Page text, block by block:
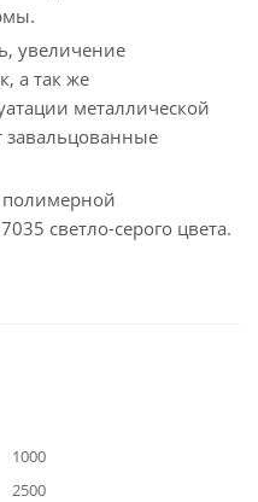
увеличение
а так же
металлической
завальцованные
светло-серого цвета.
1000
2500